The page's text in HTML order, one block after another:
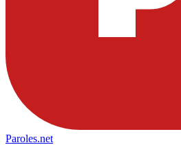
Paroles.net